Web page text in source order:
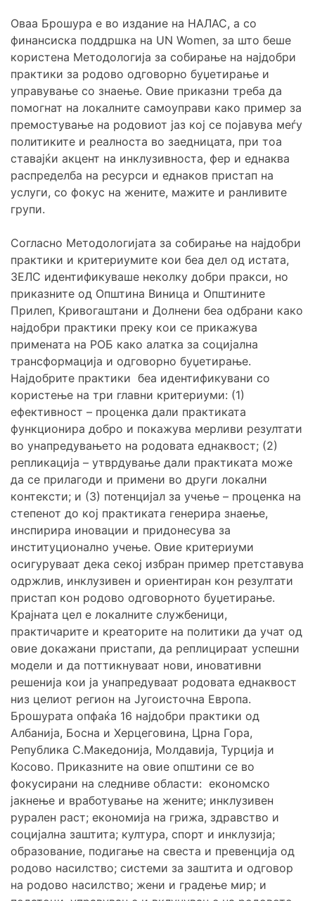
Оваа Брошура е во издание на НАЛАС, а со
финансиска поддршка на UN Women, за што беше
користена Методологија за собирање на најдобри
практики за родово одговорно буџетирање и
управување со знаење. Овие приказни треба да
помогнат на локалните самоуправи како пример за
премостување на родовиот јаз кој се појавува меѓу
политиките и реалноста во заедницата, при тоа
ставајќи акцент на инклузивноста, фер и еднаква
распределба на ресурси и еднаков пристап на
услуги, со фокус на жените, мажите и ранливите
групи.
Согласно Методологијата за собирање на најдобри
практики и критериумите кои беа дел од истата,
ЗЕЛС идентификуваше неколку добри пракси, но
приказните од Општина Виница и Општините
Прилеп, Кривогаштани и Долнени беа одбрани како
најдобри практики преку кои се прикажува
примената на РОБ како алатка за социјална
трансформација и одговорно буџетирање.
Најдобрите практики беа идентификувани со
користење на три главни критериуми: (1)
ефективност – проценка дали практиката
функционира добро и покажува мерливи резултати
во унапредувањето на родовата еднаквост; (2)
репликација – утврдување дали практиката може
да се прилагоди и примени во други локални
контексти; и (3) потенцијал за учење – проценка на
степенот до кој практиката генерира знаење,
инспирира иновации и придонесува за
институционално учење. Овие критериуми
осигуруваат дека секој избран пример претставува
одржлив, инклузивен и ориентиран кон резултати
пристап кон родово одговорното буџетирање.
Крајната цел е локалните службеници,
практичарите и креаторите на политики да учат од
овие докажани пристапи, да реплицираат успешни
модели и да поттикнуваат нови, иновативни
решенија кои ја унапредуваат родовата еднаквост
низ целиот регион на Југоисточна Европа.
Брошурата опфаќа 16 најдобри практики од
Албанија, Босна и Херцеговина, Црна Гора,
Република С.Македонија, Молдавија, Турција и
Косово. Приказните на овие општини се во
фокусирани на следниве области: економско
јакнење и вработување на жените; инклузивен
рурален раст; економија на грижа, здравство и
социјална заштита; култура, спорт и инклузија;
образование, подигање на свеста и превенција од
родово насилство; системи за заштита и одговор
на родово насилство; жени и градење мир; и